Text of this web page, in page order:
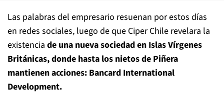
Las palabras del empresario resuenan por estos días
en redes sociales, luego de que Ciper Chile revelara la
existencia de una nueva sociedad en Islas Vírgenes
Británicas, donde hasta los nietos de Piñera
mantienen acciones: Bancard International
Development.